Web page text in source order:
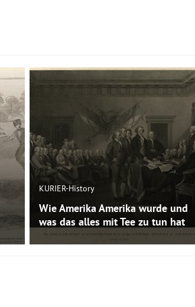
KURIER-History
Wie Amerika Amerika wurde und
was das alles mit Tee zu tun hat